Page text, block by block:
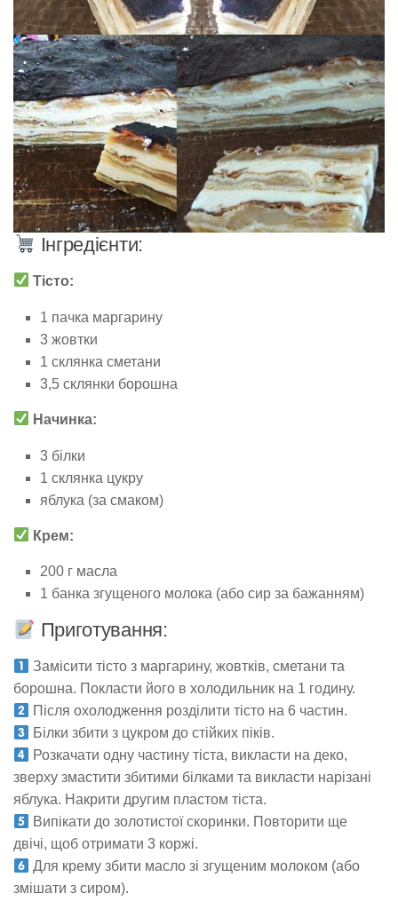
Інгредієнти:
Тісто:
1 пачка маргарину
3 жовтки
1 склянка сметани
3,5 склянки борошна
Начинка:
3 білки
1 склянка цукру
яблука (за смаком)
Крем:
200 г масла
1 банка згущеного молока (або сир за бажанням)
Приготування:
Замісити тісто з маргарину, жовтків, сметани та
борошна. Покласти його в холодильник на 1 годину.
Після охолодження розділити тісто на 6 частин.
Білки збити з цукром до стійких піків.
Розкачати одну частину тіста, викласти на деко,
зверху змастити збитими білками та викласти нарізані
яблука. Накрити другим пластом тіста.
Випікати до золотистої скоринки. Повторити ще
двічі, щоб отримати 3 коржі.
Для крему збити масло зі згущеним молоком (або
змішати з сиром).